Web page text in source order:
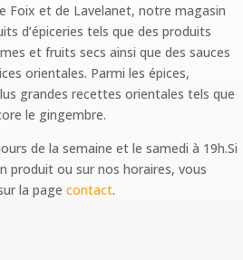
Foix et de Lavelanet, notre magasin
d’épiceries tels que des produits
et fruits secs ainsi que des sauces
orientales. Parmi les épices,
grandes recettes orientales tels que
le gingembre.
de la semaine et le samedi à 19h.Si
produit ou sur nos horaires, vous
la page contact.